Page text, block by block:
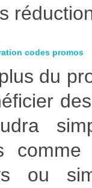
codes promos
du
ou